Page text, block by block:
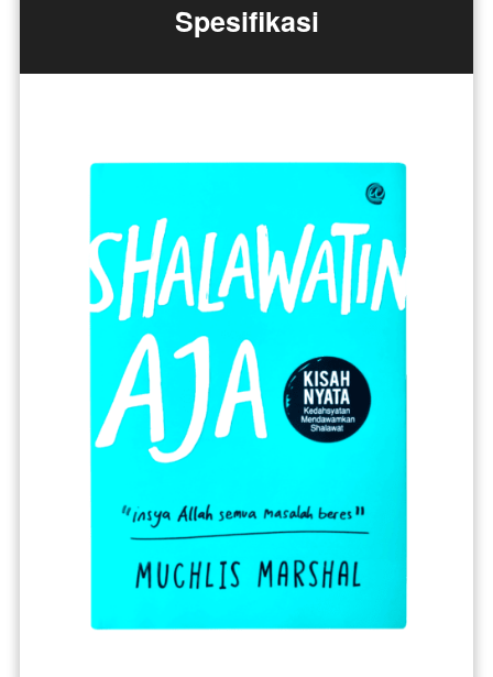
Spesifikasi